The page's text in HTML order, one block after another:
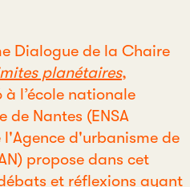
Dialogue de la Chaire
planétaires,
l’école nationale
de Nantes (ENSA
l'Agence d'urbanisme de
propose dans cet
et réflexions ayant